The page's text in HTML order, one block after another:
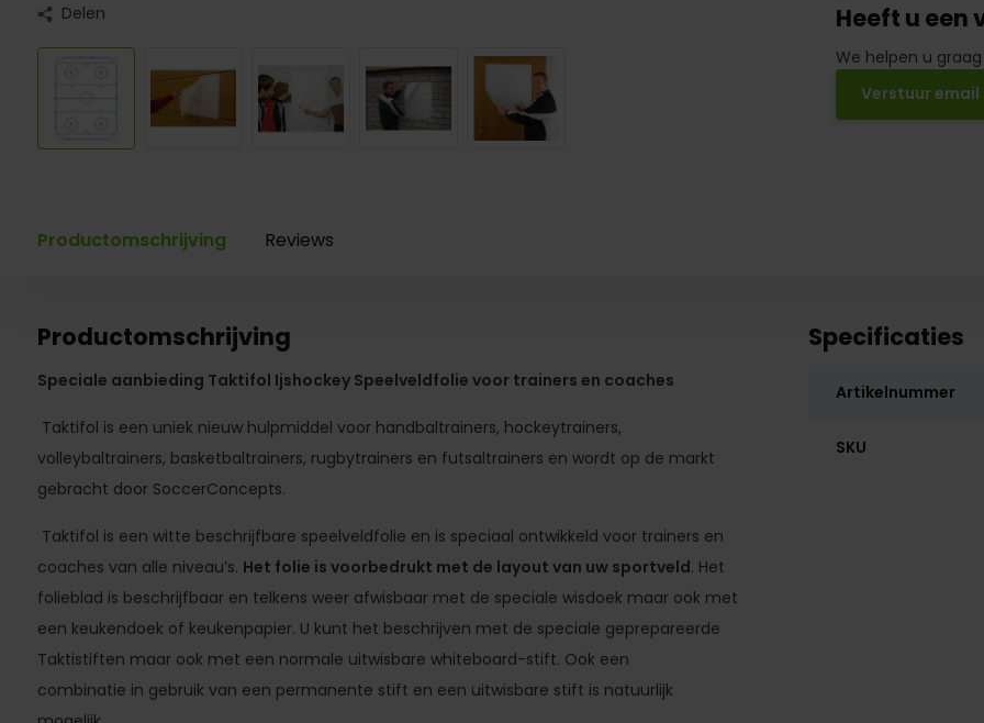
Delen Heeft u een
We helpen u
Verstuur email
Productomschrijving Reviews
Productomschrijving
Speciale aanbieding Taktifol Ijshockey Speelveldfolie voor trainers en coaches
Taktifol is een uniek nieuw hulpmiddel voor handbaltrainers, hockeytrainers,
volleybaltrainers, basketbaltrainers, rugbytrainers en futsaltrainers en wordt op de markt
gebracht door SoccerConcepts.
Taktifol is een witte beschrijfbare speelveldfolie en is speciaal ontwikkeld voor trainers en
coaches van alle niveau’s. Het folie is voorbedrukt met de layout van uw sportveld. Het
folieblad is beschrijfbaar en telkens weer afwisbaar met de speciale wisdoek maar ook met
een keukendoek of keukenpapier. U kunt het beschrijven met de speciale geprepareerde
Taktistiften maar ook met een normale uitwisbare whiteboard-stift. Ook een
combinatie in gebruik van een permanente stift en een uitwisbare stift is natuurlijk
Specificaties
Artikelnummer
SKU